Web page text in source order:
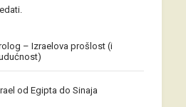
– Izraelova prošlost (i
od Egipta do Sinaja